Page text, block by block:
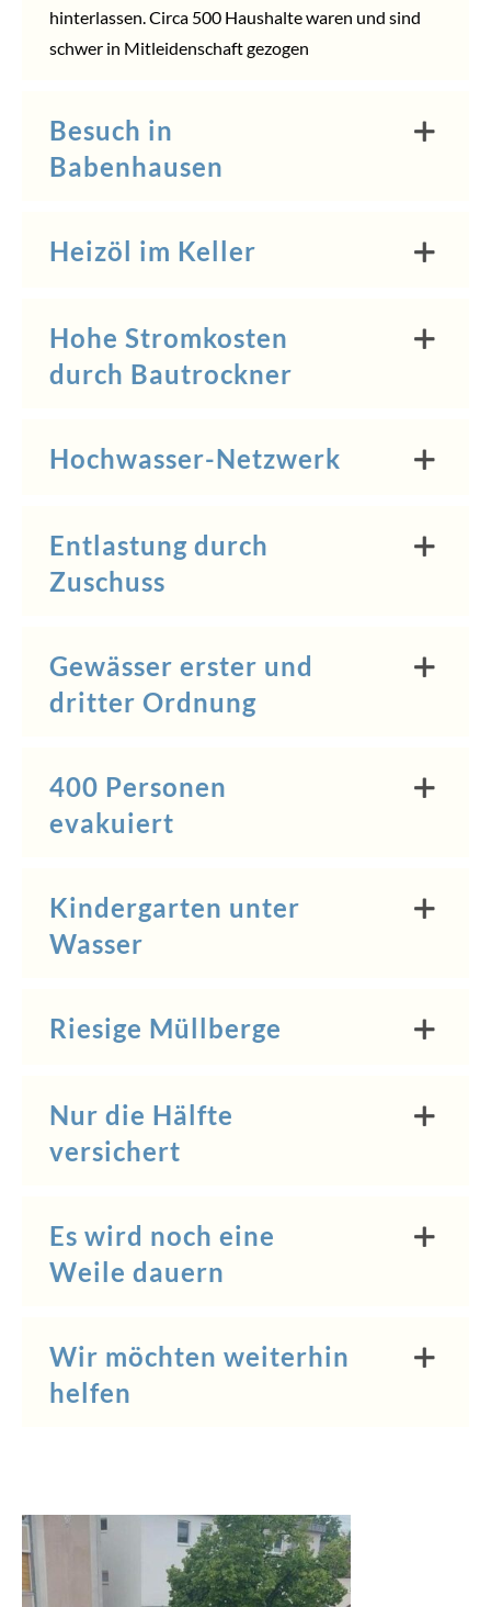
hinterlassen. Circa 500 Haushalte waren und sind
schwer in Mitleidenschaft gezogen
Besuch in
Babenhausen
Heizöl im Keller
Hohe Stromkosten
durch Bautrockner
Hochwasser-Netzwerk
Entlastung durch
Zuschuss
Gewässer erster und
dritter Ordnung
400 Personen
evakuiert
Kindergarten unter
Wasser
Riesige Müllberge
Nur die Hälfte
versichert
Es wird noch eine
Weile dauern
Wir möchten weiterhin
helfen